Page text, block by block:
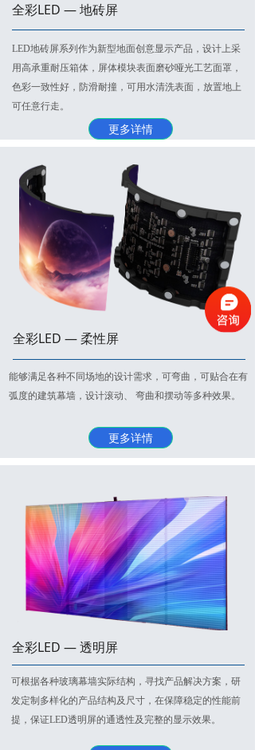
全彩LED — 地砖屏
LED地砖屏系列作为新型地面创意显示产品，设计上采
用高承重耐压箱体，屏体模块表面磨砂哑光工艺面罩，
色彩一致性好，防滑耐撞，可用水清洗表面，放置地上
可任意行走。
更多详情
全彩LED — 柔性屏
能够满足各种不同场地的设计需求，可弯曲，可贴合在有
弧度的建筑幕墙，设计滚动、 弯曲和摆动等多种效果。
更多详情
全彩LED — 透明屏
可根据各种玻璃幕墙实际结构，寻找产品解决方案，研
发定制多样化的产品结构及尺寸，在保障稳定的性能前
提，保证LED透明屏的通透性及完整的显示效果。